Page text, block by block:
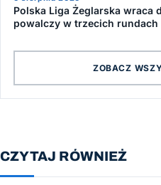
Polska Liga Żeglarska wraca
powalczy w trzecich
ZOBACZ
CZYTAJ RÓWNIEŻ